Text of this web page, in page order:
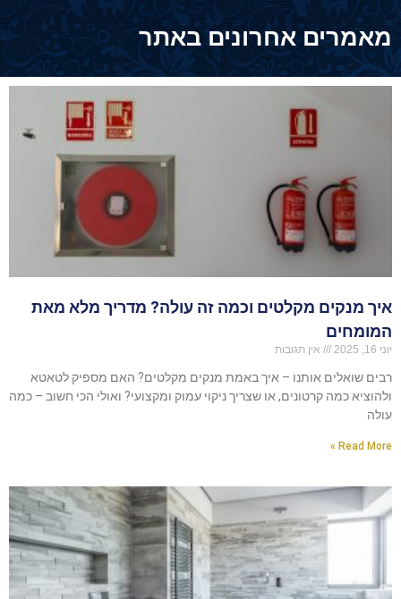
מאמרים אחרונים באתר
איך מנקים מקלטים וכמה זה עולה? מדריך מלא מאת
המומחים
יוני 16, 2025 אין תגובות
רבים שואלים אותנו – איך באמת מנקים מקלטים? האם מספיק לטאטא
ולהוציא כמה קרטונים, או שצריך ניקוי עמוק ומקצועי? ואולי הכי חשוב – כמה
עולה
Read More »